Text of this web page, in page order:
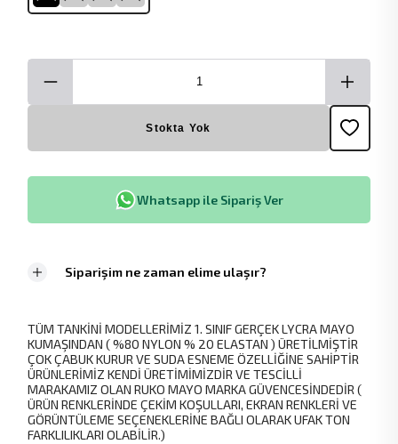
Stokta Yok
Whatsapp ile Sipariş Ver
Siparişim ne zaman elime ulaşır?
TÜM TANKİNİ MODELLERİMİZ 1. SINIF GERÇEK LYCRA MAYO
KUMAŞINDAN ( %80 NYLON % 20 ELASTAN ) ÜRETİLMİŞTİR
ÇOK ÇABUK KURUR VE SUDA ESNEME ÖZELLİĞİNE SAHİPTİR
ÜRÜNLERİMİZ KENDİ ÜRETİMİMİZDİR VE TESCİLLİ
MARAKAMIZ OLAN RUKO MAYO MARKA GÜVENCESİNDEDİR (
ÜRÜN RENKLERİNDE ÇEKİM KOŞULLARI, EKRAN RENKLERİ VE
GÖRÜNTÜLEME SEÇENEKLERİNE BAĞLI OLARAK UFAK TON
FARKLILIKLARI OLABİLİR.)